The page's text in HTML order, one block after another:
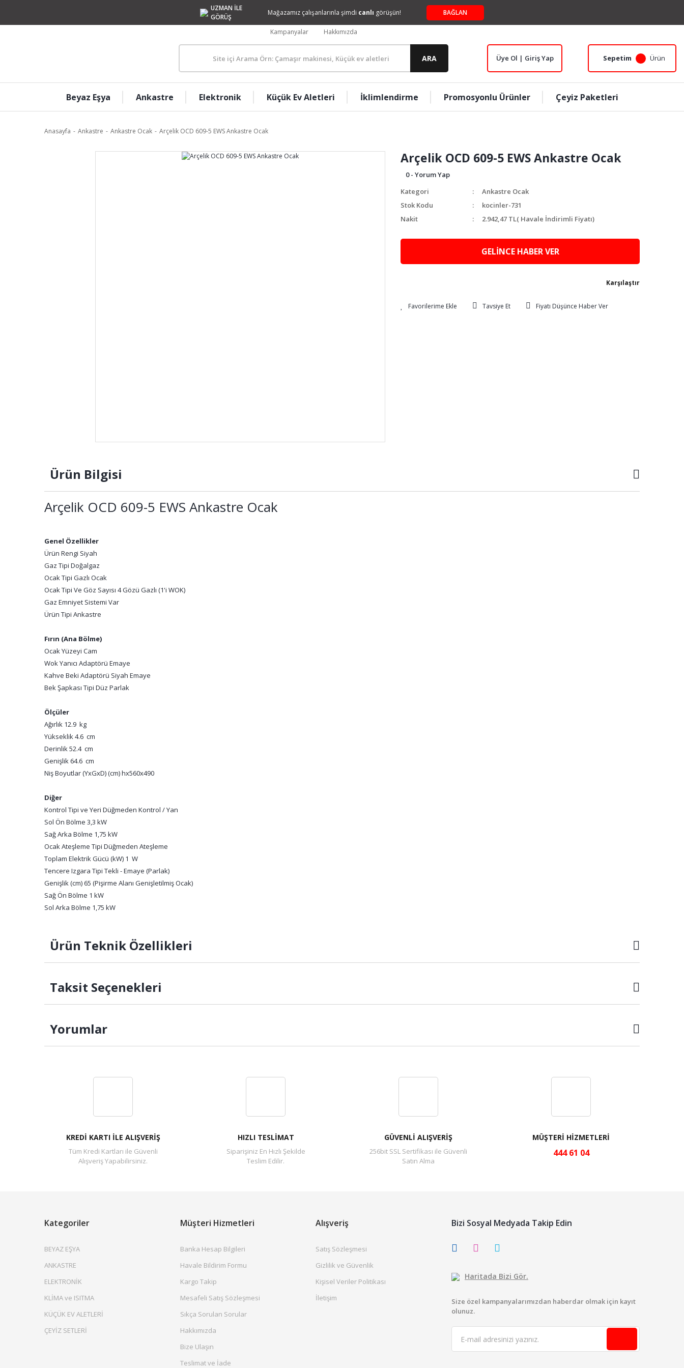
UZMAN İLE
GÖRÜŞ
Mağazamız çalışanlarınla şimdi canlı görüşün! BAĞLAN
Kampanyalar Hakkımızda
ARA Üye Ol | Giriş Yap Sepetim Ürün
Beyaz Eşya Ankastre Elektronik Küçük Ev Aletleri İklimlendirme Promosyonlu Ürünler Çeyiz Paketleri
Anasayfa Ankastre Ankastre Ocak Arçelik OCD 609-5 EWS Ankastre Ocak
Arçelik OCD 609-5 EWS Ankastre Ocak
0 - Yorum Yap
Kategori
Ankastre Ocak
Stok Kodu
kocinler-731
Nakit
2.942,47 TL( Havale İndirimli Fiyatı)
GELİNCE HABER VER
Karşılaştır
Tavsiye Et Fiyatı Düşünce Haber Ver
Ürün Bilgisi
Arçelik OCD 609-5 EWS Ankastre Ocak
Genel Özellikler
Ürün Rengi Siyah
Gaz Tipi Doğalgaz
Ocak Tipi Gazlı Ocak
Ocak Tipi Ve Göz Sayısı 4 Gözü Gazlı (1'i WOK)
Gaz Emniyet Sistemi Var
Ürün Tipi Ankastre
Fırın (Ana Bölme)
Ocak Yüzeyi Cam
Wok Yanıcı Adaptörü Emaye
Kahve Beki Adaptörü Siyah Emaye
Bek Şapkası Tipi Düz Parlak
Ölçüler
Ağırlık 12.9 kg
Yükseklik 4.6 cm
Derinlik 52.4 cm
Genişlik 64.6 cm
Niş Boyutlar (YxGxD) (cm) hx560x490
Diğer
Kontrol Tipi ve Yeri Düğmeden Kontrol / Yan
Sol Ön Bölme 3,3 kW
Sağ Arka Bölme 1,75 kW
Ocak Ateşleme Tipi Düğmeden Ateşleme
Toplam Elektrik Gücü (kW) 1 W
Tencere Izgara Tipi Tekli - Emaye (Parlak)
Genişlik (cm) 65 (Pişirme Alanı Genişletilmiş Ocak)
Sağ Ön Bölme 1 kW
Sol Arka Bölme 1,75 kW
Ürün Teknik Özellikleri
Taksit Seçenekleri
Yorumlar
KREDİ KARTI İLE ALIŞVERİŞ
Tüm Kredi Kartları ile Güvenli
Alışveriş Yapabilirsiniz.
HIZLI TESLİMAT
Siparişiniz En Hızlı Şekilde
Teslim Edilir.
GÜVENLİ ALIŞVERİŞ
256bit SSL Sertifikası ile Güvenli
Satın Alma
MÜŞTERİ HİZMETLERİ
444 61 04
Kategoriler
BEYAZ EŞYA
ANKASTRE
ELEKTRONİK
KLİMA ve ISITMA
KÜÇÜK EV ALETLERİ
ÇEYİZ SETLERİ
Müşteri Hizmetleri
Banka Hesap Bilgileri
Havale Bildirim Formu
Kargo Takip
Mesafeli Satış Sözleşmesi
Sıkça Sorulan Sorular
Hakkımızda
Bize Ulaşın
Teslimat ve İade
Alışveriş
Satış Sözleşmesi
Gizlilik ve Güvenlik
Kişisel Veriler Politikası
İletişim
Bizi Sosyal Medyada Takip Edin
Haritada Bizi Gör.
Size özel kampanyalarımızdan haberdar olmak için kayıt
olunuz.